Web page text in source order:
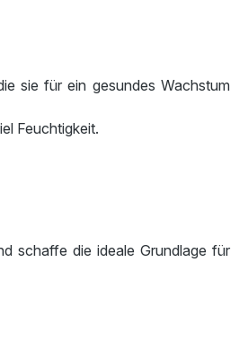
sie für ein gesundes Wachstum
Feuchtigkeit.
schaffe die ideale Grundlage für